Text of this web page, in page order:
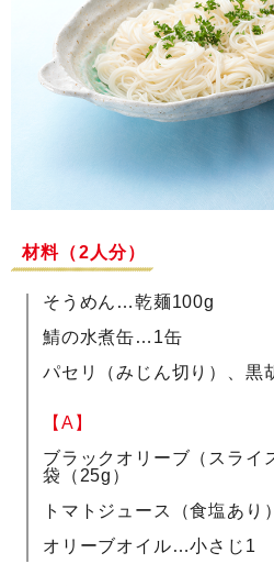
材料（2人分）
そうめん…乾麺100g
鯖の水煮缶…1缶
パセリ（みじん切り）、黒
【A】
ブラックオリーブ（スラ
袋（25g）
トマトジュース（食塩あり
オリーブオイル…小さじ1